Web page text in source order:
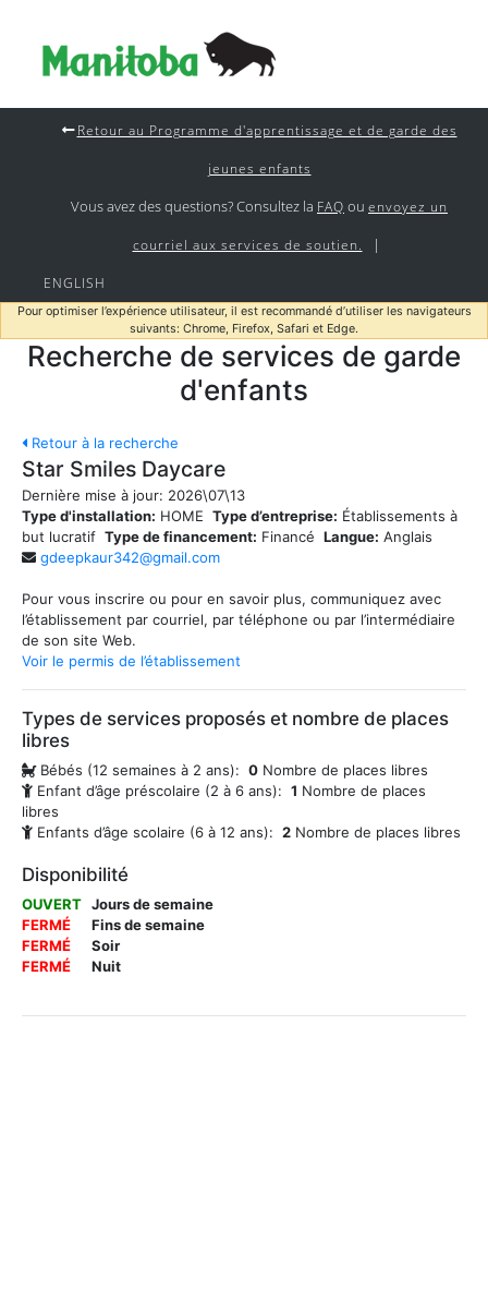
Retour au Programme d'apprentissage et de garde des
jeunes enfants
Vous avez des questions? Consultez la FAQ ou envoyez un
courriel aux services de soutien. |
ENGLISH
Pour optimiser l’expérience utilisateur, il est recommandé d’utiliser les navigateurs
suivants: Chrome, Firefox, Safari et Edge.
Recherche de services de garde
d'enfants
Retour à la recherche
Star Smiles Daycare
Dernière mise à jour: 2026\07\13
Type d'installation: HOME Type d’entreprise: Établissements à
but lucratif Type de financement: Financé Langue: Anglais
gdeepkaur342@gmail.com
Pour vous inscrire ou pour en savoir plus, communiquez avec
l’établissement par courriel, par téléphone ou par l’intermédiaire
de son site Web.
Voir le permis de l’établissement
Types de services proposés et nombre de places
libres
Bébés (12 semaines à 2 ans): 0 Nombre de places libres
Enfant d’âge préscolaire (2 à 6 ans): 1 Nombre de places
libres
Enfants d’âge scolaire (6 à 12 ans): 2 Nombre de places libres
Disponibilité
OUVERT Jours de semaine
FERMÉ
Fins de semaine
FERMÉ
Soir
FERMÉ
Nuit